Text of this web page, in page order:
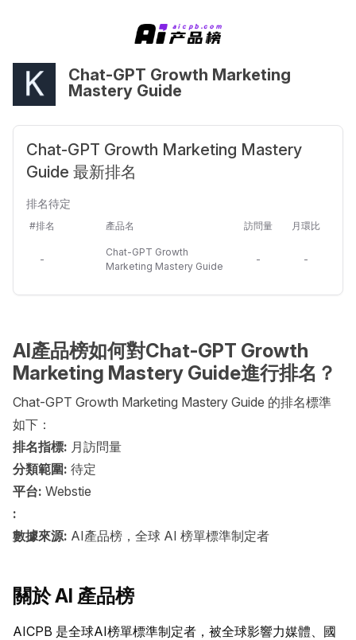
Chat-GPT Growth Marketing
Mastery Guide
Chat-GPT Growth Marketing Mastery
Guide 最新排名
排名待定
#排名 產品名 訪問量 月環比
-
Chat-GPT Growth
Marketing Mastery Guide
- -
AI產品榜如何對Chat-GPT Growth
Marketing Mastery Guide進行排名？
Chat-GPT Growth Marketing Mastery Guide 的排名標準
如下：
排名指標: 月訪問量
分類範圍: 待定
平台: Webstie
:
數據來源: AI產品榜，全球 AI 榜單標準制定者
關於 AI 產品榜
AICPB 是全球AI榜單標準制定者，被全球影響力媒體、國